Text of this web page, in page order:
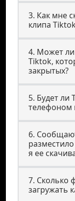
3. Как мне
клипа
4. Может ли
Tiktok,
закрытых?
5. Будет ли
телефоном
6.
я ее
7. Сколько
загружать